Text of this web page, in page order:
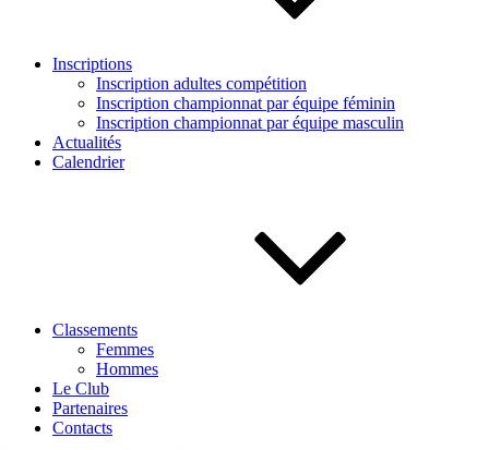
Inscriptions
Inscription adultes compétition
Inscription championnat par équipe féminin
Inscription championnat par équipe masculin
Actualités
Calendrier
Classements
Femmes
Hommes
Le Club
Partenaires
Contacts